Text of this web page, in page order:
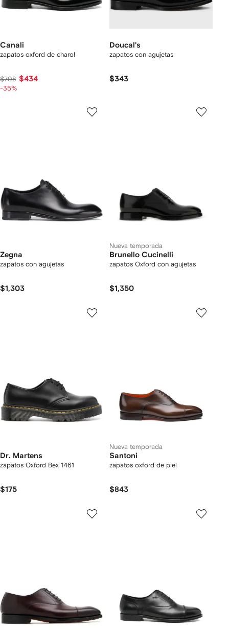
Canali
zapatos oxford de charol
$708 $434
-35%
Doucal's
zapatos con agujetas
$343
Zegna
zapatos con agujetas
$1,303
Nueva temporada
Brunello Cucinelli
zapatos Oxford con agujetas
$1,350
Dr. Martens
zapatos Oxford Bex 1461
$175
Nueva temporada
Santoni
zapatos oxford de piel
$843